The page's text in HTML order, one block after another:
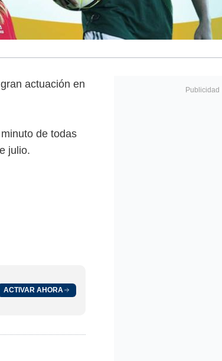
actuación en
de todas
julio.
ACTIVAR AHORA